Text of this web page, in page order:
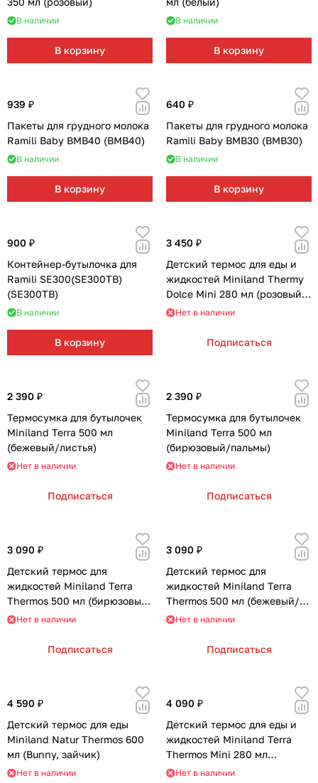
В наличии
В корзину
В наличии
В корзину
939 ₽
Пакеты для грудного молока
Ramili Baby BMB40 (BMB40)
В наличии
В корзину
640 ₽
Пакеты для грудного молока
Ramili Baby BMB30 (BMB30)
В наличии
В корзину
900 ₽
Контейнер-бутылочка для
Ramili SE300(SE300TB)
(SE300TB)
В наличии
В корзину
3 450 ₽
Детский термос для еды и
жидкостей Miniland Thermy
Dolce Mini 280 мл (розовый/
лисенок)
Нет в наличии
Подписаться
2 390 ₽
Термосумка для бутылочек
Miniland Terra 500 мл
(бежевый/листья)
Нет в наличии
Подписаться
2 390 ₽
Термосумка для бутылочек
Miniland Terra 500 мл
(бирюзовый/пальмы)
Нет в наличии
Подписаться
3 090 ₽
Детский термос для
жидкостей Miniland Terra
Thermos 500 мл (бирюзовый/
пальмы)
Нет в наличии
Подписаться
3 090 ₽
Детский термос для
жидкостей Miniland Terra
Thermos 500 мл (бежевый/
листья)
Нет в наличии
Подписаться
4 590 ₽
Детский термос для еды
Miniland Natur Thermos 600
мл (Bunny, зайчик)
Нет в наличии
4 090 ₽
Детский термос для еды и
жидкостей Miniland Terra
Thermos Mini 280 мл
(бирюзовый/листья)
Нет в наличии